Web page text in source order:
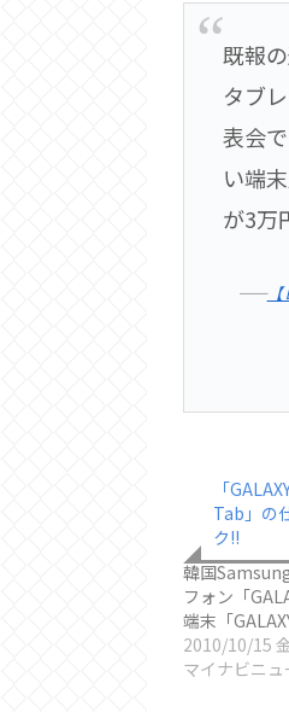
既報
タブ
表会
い端
が3万
――【
「
Tab」の
ク!!
韓国
フォン「
端末「
2010/10/15
マイナビニュ